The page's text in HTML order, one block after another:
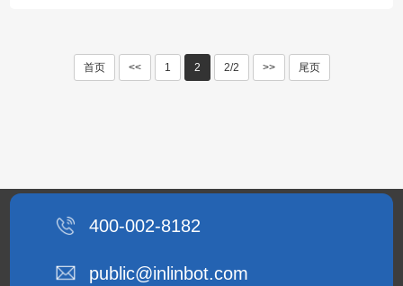
首页 << 1 2 2/2 >> 尾页
400-002-8182
public@inlinbot.com